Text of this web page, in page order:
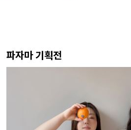
파자마 기획전